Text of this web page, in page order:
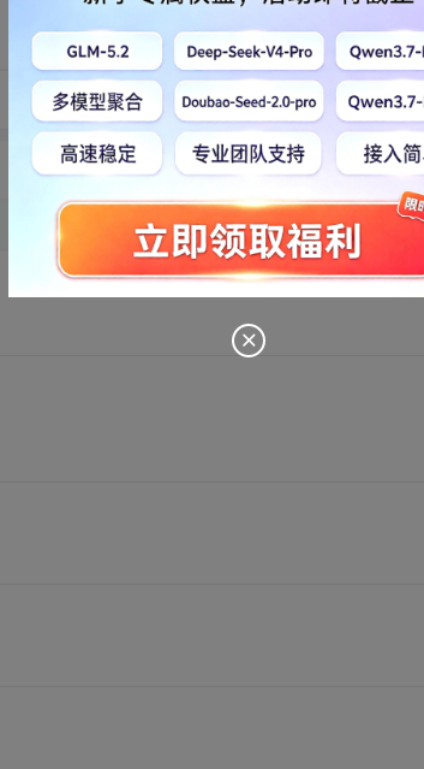
转发到动态 举报